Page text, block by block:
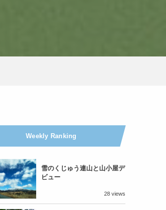
Weekly Ranking
雪のくじゅう連山と山小屋デ
ビュー
28 views